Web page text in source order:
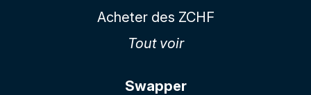
Acheter des ZCHF
Tout voir
Swapper